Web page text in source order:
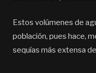
Estos volúmenes de
población, pues hace,
sequías más extensa